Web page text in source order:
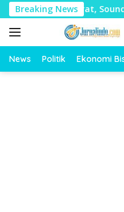
Langsung
ke
konten
Breaking News
Sound Horeg di
News Politik Ekonomi